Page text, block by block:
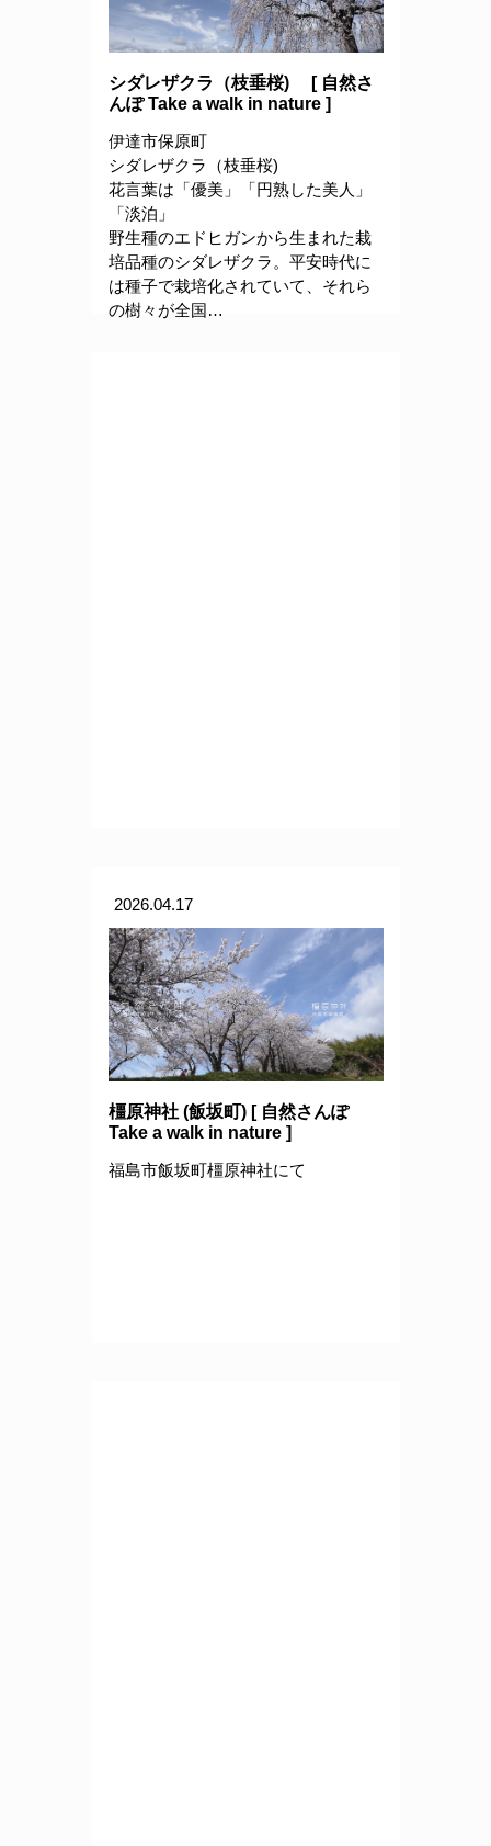
シダレザクラ（枝垂桜) [ 自然さ
んぽ Take a walk in nature ]
伊達市保原町
シダレザクラ（枝垂桜)
花言葉は「優美」「円熟した美人」
「淡泊」
野生種のエドヒガンから生まれた栽
培品種のシダレザクラ。平安時代に
は種子で栽培化されていて、それら
の樹々が全国…
2026.04.17
橿原神社 (飯坂町) [ 自然さんぽ
Take a walk in nature ]
福島市飯坂町橿原神社にて